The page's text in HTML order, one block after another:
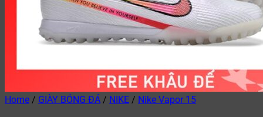
Home / GIÀY BÓNG ĐÁ / NIKE / Nike Vapor 15